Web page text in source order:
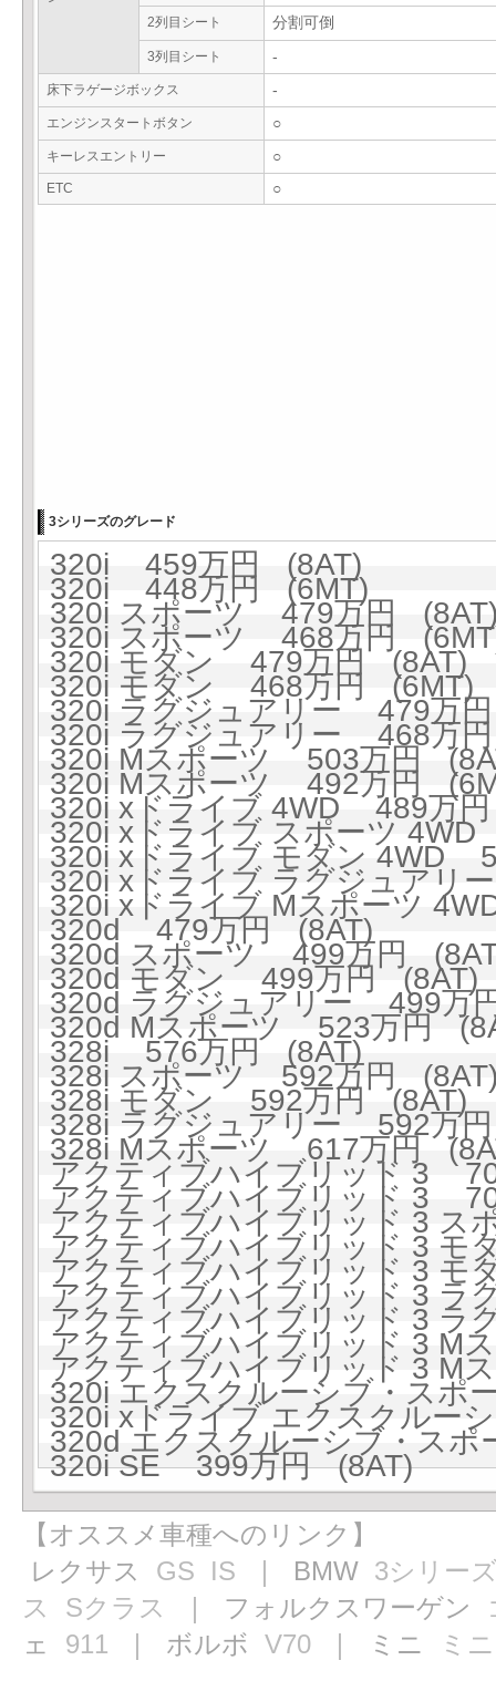
2列目シート
分割可倒
3列目シート -
床下ラゲージボックス -
エンジンスタートボタン ○
キーレスエントリー ○
ETC ○
3シリーズのグレード
320i 459万円 (8AT)
320i 448万円 (6MT)
320i スポーツ 479万円
320i スポーツ 468万円
320i モダン 479万円 (8AT)
320i モダン 468万円 (6MT)
320i ラグジュアリー 479万
320i ラグジュアリー 468万
320i Mスポーツ 503万円
320i Mスポーツ 492万円
320i xドライブ 4WD 489万
320i xドライブ スポーツ
320i xドライブ モダン 4WD
320i xドライブ ラグジュア
320i xドライブ Mスポーツ
320d 479万円 (8AT)
320d スポーツ 499万円
320d モダン 499万円 (8AT)
320d ラグジュアリー 499万
320d Mスポーツ 523万円
328i 576万円 (8AT)
328i スポーツ 592万円
328i モダン 592万円 (8AT)
328i ラグジュアリー 592万
328i Mスポーツ 617万円
アクティブハイブリッド 3
アクティブハイブリッド 3
アクティブハイブリッド 3
アクティブハイブリッド 3
アクティブハイブリッド 3
アクティブハイブリッド 3
アクティブハイブリッド 3
アクティブハイブリッド 3
アクティブハイブリッド 3
320i エクスクルーシブ・ス
320i xドライブ エクスクルー
320d エクスクルーシブ・ス
320i SE 399万円 (8AT)
【オススメ車種へのリンク】
レクサス GS IS ｜ BMW 3シリー
ス
Sクラス ｜ フォルクスワーゲン
ェ 911 ｜ ボルボ V70 ｜ ミニ ミニ